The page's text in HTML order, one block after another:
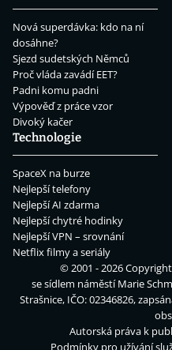
Nová superdávka: kdo na ní
dosáhne?
Sjezd sudetských Němců
Proč vláda zavádí EET?
Padni komu padni
Výpověď z práce vzor
Divoký kačer
Technologie
SpaceX na burze
Nejlepší telefony
Nejlepší AI zdarma
Nejlepší chytré hodinky
Nejlepší VPN – srovnání
Netflix filmy a seriály
© 2001 - 2026 Copyright
se sídlem náměstí Marie
Strašnice, IČO: 02346826,
Autorská práva k
Podmínky pro užívání